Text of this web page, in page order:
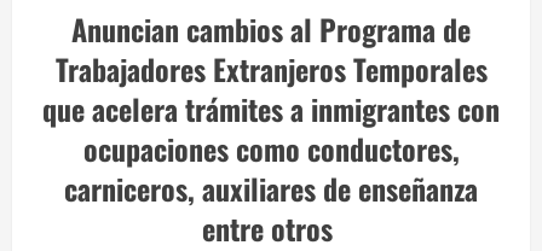
Anuncian cambios al Programa de
Trabajadores Extranjeros Temporales
que acelera trámites a inmigrantes con
ocupaciones como conductores,
carniceros, auxiliares de enseñanza
entre otros